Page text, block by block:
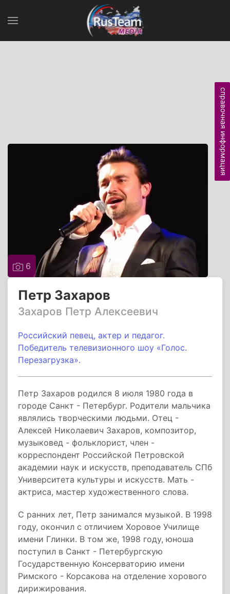
6
Петр Захаров
Захаров Петр Алексеевич
Российский певец, актер и педагог.
Победитель телевизионного шоу «Голос.
Перезагрузка».
Петр Захаров родился 8 июля 1980 года в
городе Санкт - Петербург. Родители мальчика
являлись творческими людьми. Отец -
Алексей Николаевич Захаров, композитор,
музыковед - фольклорист, член -
корреспондент Российской Петровской
академии наук и искусств, преподаватель СПб
Университета культуры и искусств. Мать -
актриса, мастер художественного слова.
С ранних лет, Петр занимался музыкой. В 1998
году, окончил с отличием Хоровое Училище
имени Глинки. В том же, 1998 году, юноша
поступил в Санкт - Петербургскую
Государственную Консерваторию имени
Римского - Корсакова на отделение хорового
дирижирования.
справочная информация